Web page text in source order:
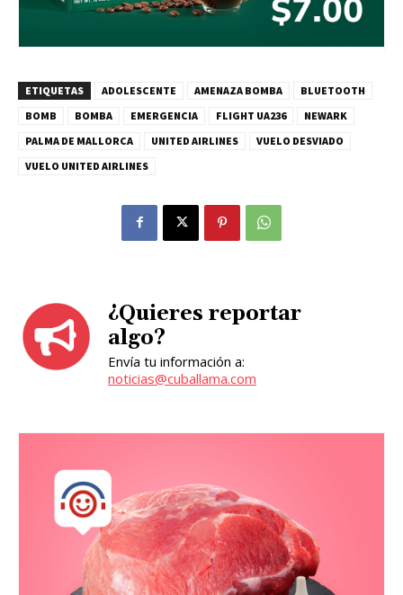
ETIQUETAS ADOLESCENTE AMENAZA BOMBA
BLUETOOTH
BOMB
BOMBA EMERGENCIA FLIGHT UA236
NEWARK
PALMA DE MALLORCA
UNITED AIRLINES
VUELO DESVIADO
VUELO UNITED AIRLINES
¿Quieres reportar
algo?
Envía tu información a:
noticias@cuballama.com